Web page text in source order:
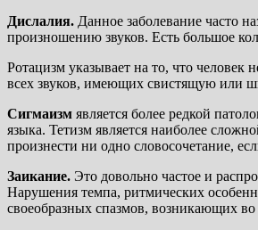
Дислалия. Данное заболевание часто
произношению звуков. Есть большое
Ротацизм указывает на то, что человек
всех звуков, имеющих свистящую или
Сигмаизм является более редкой
языка. Тетизм является наиболее
произнести ни одно словосочетание,
Заикание. Это довольно частое и
Нарушения темпа, ритмических
своеобразных спазмов, возникающих во